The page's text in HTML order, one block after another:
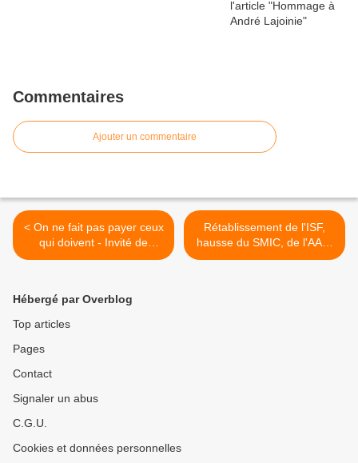
Commentaires
Ajouter un commentaire
< On ne fait pas payer ceux
qui doivent - Invité de
France Info le 19 décembre
Rétablissement de l'ISF,
hausse du SMIC, de l'AAH,
épargne populaire, intégrité
Hébergé par Overblog
Top articles
Pages
Contact
Signaler un abus
C.G.U.
Cookies et données personnelles